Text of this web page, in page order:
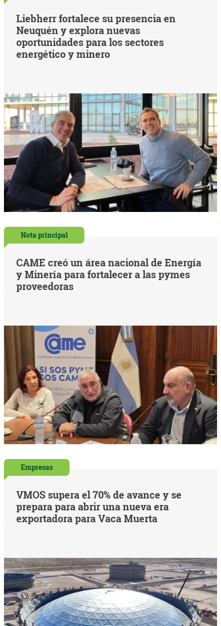
Liebherr fortalece su presencia en
Neuquén y explora nuevas
oportunidades para los sectores
energético y minero
Nota principal
CAME creó un área nacional de Energía
y Minería para fortalecer a las pymes
proveedoras
Empresas
VMOS supera el 70% de avance y se
prepara para abrir una nueva era
exportadora para Vaca Muerta